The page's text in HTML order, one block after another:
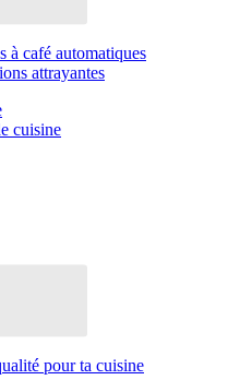
à café automatiques
attrayantes
cuisine
pour ta cuisine